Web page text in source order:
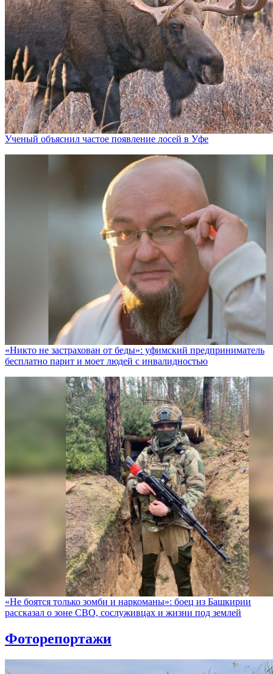
Ученый объяснил частое появление лосей в Уфе
«Никто не заcтрахован от беды»: уфимский предприниматель
бесплатно парит и моет людей с инвалидностью
«Не боятся только зомби и наркоманы»: боец из Башкирии
рассказал о зоне СВО, сослуживцах и жизни под землей
Фоторепортажи